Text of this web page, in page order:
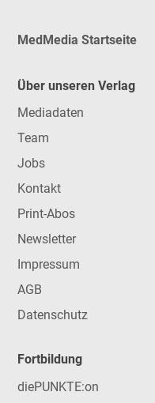
MedMedia Startseite
Über unseren Verlag
Mediadaten
Team
Jobs
Kontakt
Print-Abos
Newsletter
Impressum
AGB
Datenschutz
Fortbildung
diePUNKTE:on